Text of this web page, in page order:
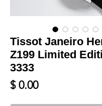
Tissot Janeiro
Z199 Limited
3333
$ 0.00Prix